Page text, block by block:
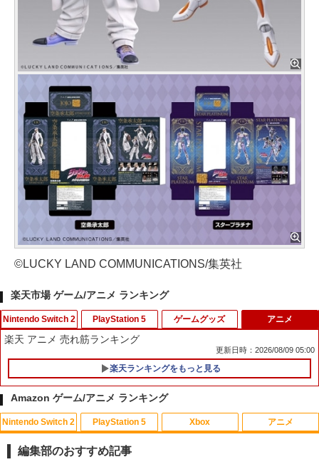
©LUCKY LAND COMMUNICATIONS/集英社
楽天市場 ゲーム/アニメ ランキング
Nintendo Switch 2
1
【中古】Switch2 たまごっちのプチプチ
おみせっち おまちど−さま！ Nintend
o Switch2 Edition (ニンテンドース
イッチ2)
PlayStation 5
1
アンサー PS5コントローラ用 プレイアッ
プボタンセット(ブラック)(ANS-PSV003
BK) 取り寄せ商品【期間数量限定】
￥1,049
ゲームグッズ
1 【中古】ぷよぷよ通 決定盤
￥358
アニメ
楽天 アニメ 売れ筋ランキング
更新日時：2026/08/09 05:00
楽天ランキングをもっと見る
Amazon ゲーム/アニメ ランキング
Nintendo Switch 2 PlayStation 5 Xbox アニメ
編集部のおすすめ記事